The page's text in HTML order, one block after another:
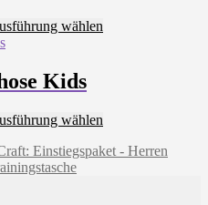
wählen
Die
können
Kids
wählen
weist
Einstiegspaket - Herren